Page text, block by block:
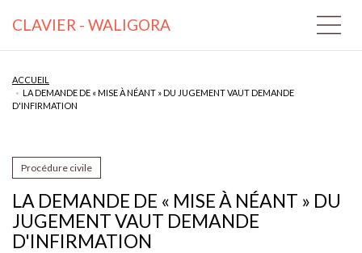
CLAVIER - WALIGORA
ACCUEIL
LA DEMANDE DE « MISE À NÉANT » DU JUGEMENT VAUT DEMANDE
D'INFIRMATION
LA DEMANDE DE « MISE À NÉANT » DU
JUGEMENT VAUT DEMANDE
D'INFIRMATION
Procédure civile